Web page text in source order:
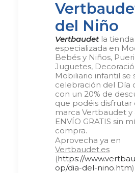
del Niño
Vertbaudetla tienda
especializada en
Bebés y Niños,
Juguetes,
Mobiliario infantil se
celebración del Día
con un 20% de
que podéis disfrutar
marca Vertbaudet y
ENVÍO GRATIS sin
compra.
Aprovecha ya en
Vertbaudet.es
(https://
op/dia-del-nino.htm)